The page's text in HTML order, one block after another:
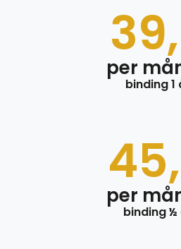
per
binding 1
per
binding ½